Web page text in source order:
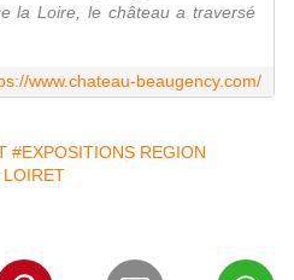
la Loire, le château a traversé
www.chateau-beaugency.com/
#EXPOSITIONS REGION
LOIRET